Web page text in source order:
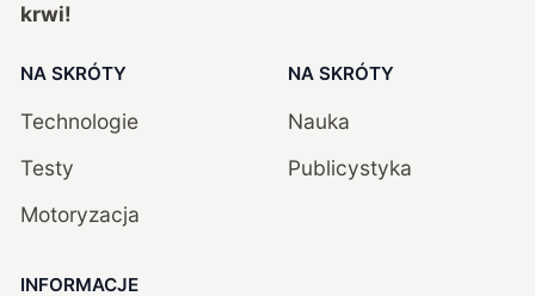
krwi!
NA SKRÓTY
Technologie
Testy
Motoryzacja
NA SKRÓTY
Nauka
Publicystyka
INFORMACJE